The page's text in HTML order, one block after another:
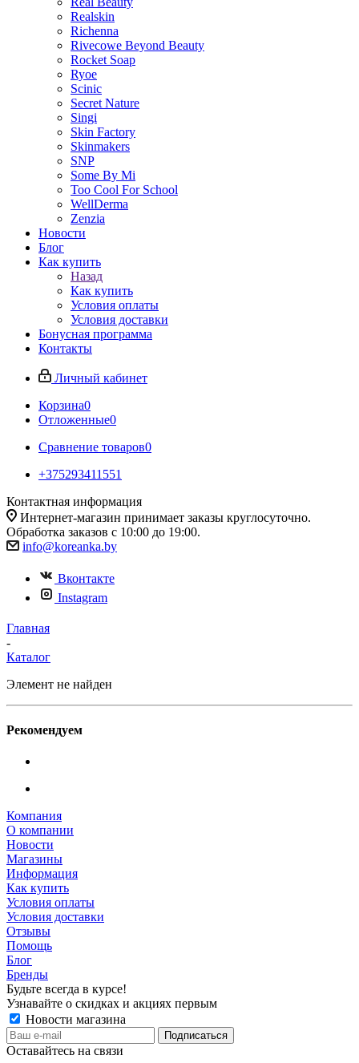
Realskin
Richenna
Rivecowe Beyond Beauty
Rocket Soap
Ryoe
Scinic
Secret Nature
Singi
Skin Factory
Skinmakers
SNP
Some By Mi
Too Cool For School
WellDerma
Zenzia
Новости
Блог
Как купить
Назад
Как купить
Условия оплаты
Условия доставки
Бонусная программа
Контакты
Личный кабинет
Корзина0
Отложенные0
Сравнение товаров0
+375293411551
Контактная информация
Интернет-магазин принимает заказы круглосуточно.
Обработка заказов с 10:00 до 19:00.
info@koreanka.by
Вконтакте
Instagram
Главная
-
Каталог
Элемент не найден
Рекомендуем
Компания
О компании
Новости
Магазины
Информация
Как купить
Условия оплаты
Условия доставки
Отзывы
Помощь
Блог
Бренды
Будьте всегда в курсе!
Узнавайте о скидках и акциях первым
Новости магазина
Оставайтесь на связи